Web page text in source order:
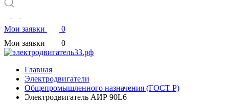
Мои заявки
0
Мои заявки
0
Главная
Электродвигатели
Общепромышленного назначения (ГОСТ Р)
Электродвигатель АИР 90L6